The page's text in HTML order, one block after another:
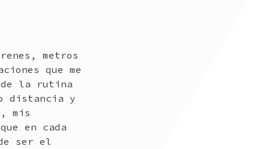
metros
que me
de la rutina
distancia y
mis
en cada
ser el